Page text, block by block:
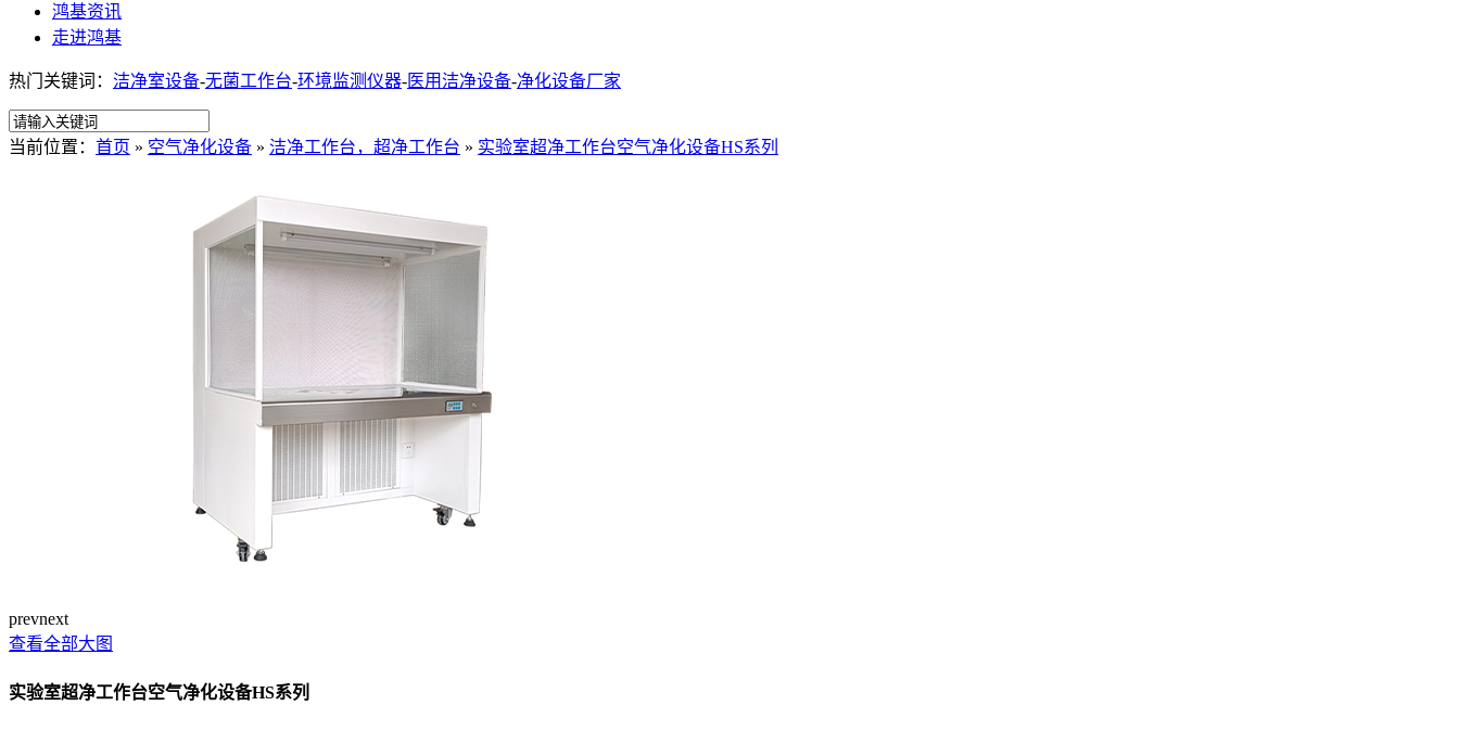
鸿基资讯
走进鸿基
热门关键词： 洁净室设备-无菌工作台-环境监测仪器-医用洁净设备-净化设备厂家
当前位置： 首页 » 空气净化设备 » 洁净工作台，超净工作台 » 实验室超净工作台空气净化设备HS系列
prevnext
查看全部大图
实验室超净工作台空气净化设备HS系列